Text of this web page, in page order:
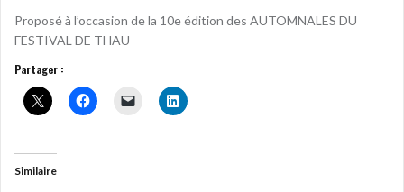
Proposé à l’occasion de la 10e édition des AUTOMNALES DU
FESTIVAL DE THAU
Partager :
Similaire